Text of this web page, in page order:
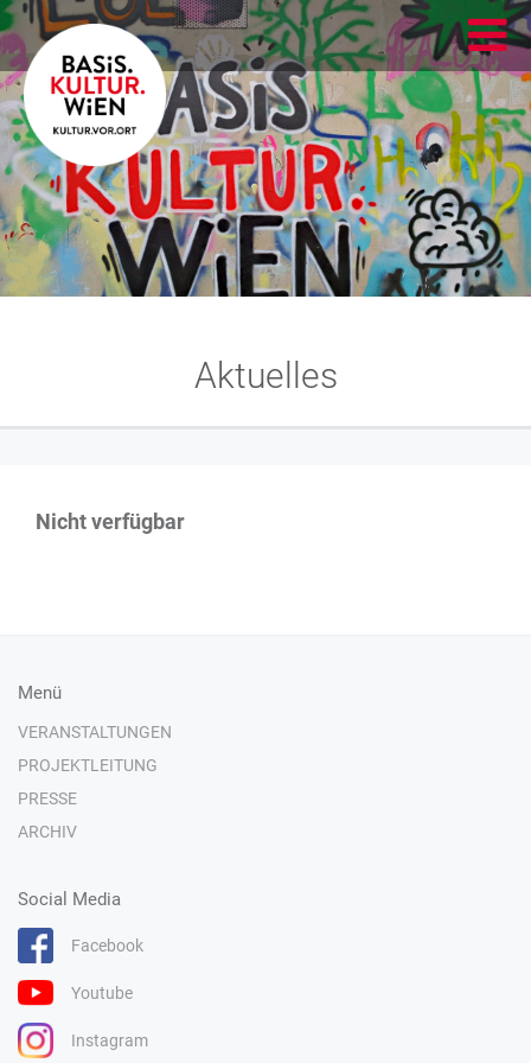
Aktuelles
Nicht verfügbar
Menü
VERANSTALTUNGEN
PROJEKTLEITUNG
PRESSE
ARCHIV
Social Media
Facebook
Youtube
Instagram